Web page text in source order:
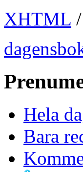
XHTML /
Hela
Bara